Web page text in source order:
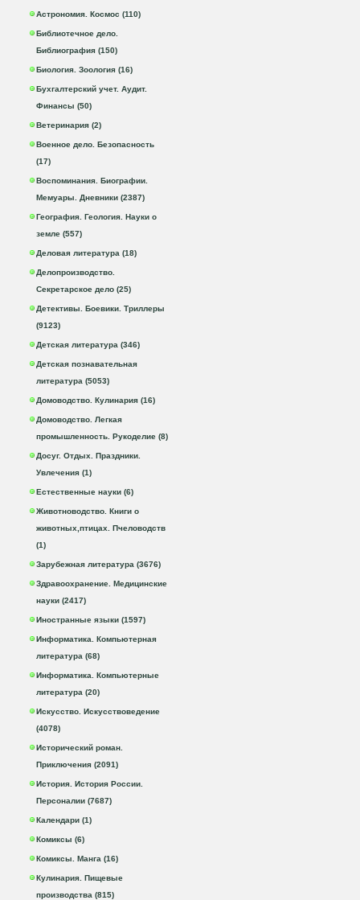
Астрономия. Космос (110)
Библиотечное дело.
Библиография (150)
Биология. Зоология (16)
Бухгалтерский учет. Аудит.
Финансы (50)
Ветеринария (2)
Военное дело. Безопасность
(17)
Воспоминания. Биографии.
Мемуары. Дневники (2387)
География. Геология. Науки о
земле (557)
Деловая литература (18)
Делопроизводство.
Секретарское дело (25)
Детективы. Боевики. Триллеры
(9123)
Детская литература (346)
Детская познавательная
литература (5053)
Домоводство. Кулинария (16)
Домоводство. Легкая
промышленность. Рукоделие (8)
Досуг. Отдых. Праздники.
Увлечения (1)
Естественные науки (6)
Животноводство. Книги о
животных,птицах. Пчеловодств
(1)
Зарубежная литература (3676)
Здравоохранение. Медицинские
науки (2417)
Иностранные языки (1597)
Информатика. Компьютерная
литература (68)
Информатика. Компьютерные
литература (20)
Искусство. Искусствоведение
(4078)
Исторический роман.
Приключения (2091)
История. История России.
Персоналии (7687)
Календари (1)
Комиксы (6)
Комиксы. Манга (16)
Кулинария. Пищевые
производства (815)